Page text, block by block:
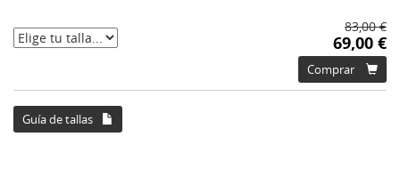
83,00 €
69,00 €
Comprar
Guía de tallas